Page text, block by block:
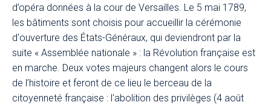
d’opéra données à la cour de Versailles. Le 5 mai 1789,
les bâtiments sont choisis pour accueillir la cérémonie
d'ouverture des États-Généraux, qui deviendront par la
suite « Assemblée nationale » : la Révolution française est
en marche. Deux votes majeurs changent alors le cours
de l’histoire et feront de ce lieu le berceau de la
citoyenneté française : l'abolition des privilèges (4 août